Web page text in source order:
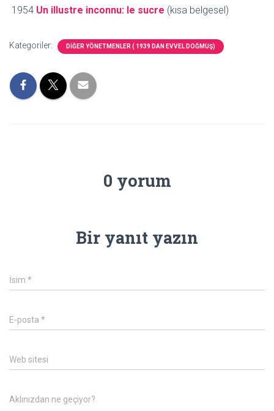
1954 Un illustre inconnu: le sucre (kısa belgesel)
Kategoriler: DİĞER YÖNETMENLER ( 1939 DAN EVVEL DOĞMUŞ)
0 yorum
Bir yanıt yazın
İsim *
E-posta *
Web sitesi
Aklınızdan ne geçiyor?